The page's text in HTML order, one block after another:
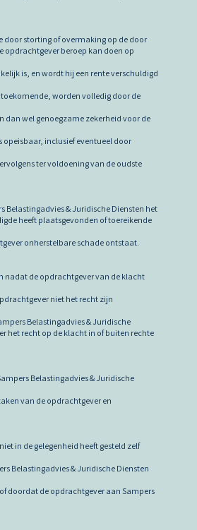
door storting of overmaking op de door
opdrachtgever beroep kan doen op
is, en wordt hij een rente verschuldigd
toekomende, worden volledig door de
dan wel genoegzame zekerheid voor de
opeisbaar, inclusief eventueel door
ter voldoening van de oudste
Belastingadvies & Juridische Diensten het
heeft plaatsgevonden of toereikende
onherstelbare schade ontstaat.
nadat de opdrachtgever van de klacht
niet het recht zijn
Belastingadvies & Juridische
het recht op de klacht in of buiten rechte
Belastingadvies & Juridische
van de opdrachtgever en
in de gelegenheid heeft gesteld zelf
Belastingadvies & Juridische Diensten
doordat de opdrachtgever aan Sampers